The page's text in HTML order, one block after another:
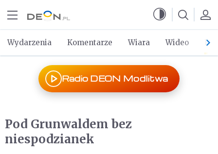
Wydarzenia Komentarze Wiara Wideo Po
Radio DEON Modlitwa
Pod Grunwaldem bez
niespodzianek